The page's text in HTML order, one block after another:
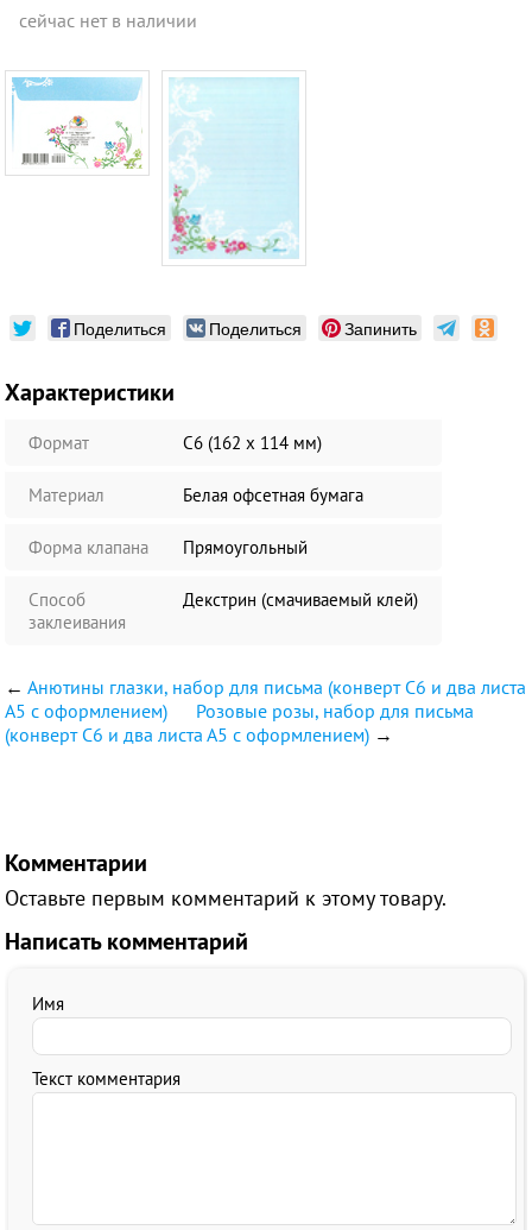
сейчас нет в наличии
Поделиться Поделиться Запинить
Характеристики
Формат С6 (162 х 114 мм)
Материал Белая офсетная бумага
Форма клапана Прямоугольный
Способ
заклеивания
Декстрин (смачиваемый клей)
←Анютины глазки, набор для письма (конверт С6 и два листа
А5 с оформлением)
Розовые розы, набор для письма
(конверт С6 и два листа А5 с оформлением) →
Комментарии
Оставьте первым комментарий к этому товару.
Написать комментарий
Имя
Текст комментария